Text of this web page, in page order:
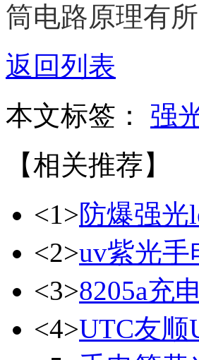
筒电路原理有所
返回列表
本文标签： 强
【相关推荐】
<1>防爆强光
<2>uv紫光手
<3>8205a充
<4>UTC友顺